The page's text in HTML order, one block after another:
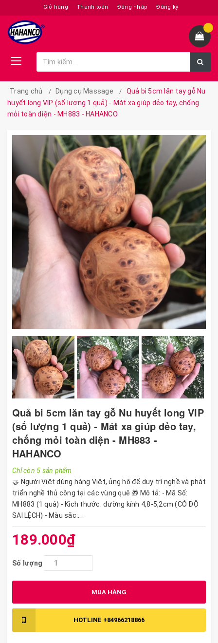
Giỏ hàng Thanh toán Đăng nhập Đăng ký
Trang chủ Dụng cụ Massage
Quả bi 5cm lăn tay gỗ Nu
huyết long VIP (số lượng 1 quả) - Mát xa giúp dẻo tay, chống
mỏi toàn diện - MH883 - HAHANCO
Quả bi 5cm lăn tay gỗ Nu huyết long VIP
(số lượng 1 quả) - Mát xa giúp dẻo tay,
chống mỏi toàn diện - MH883 -
HAHANCO
Chỉ còn 5 sản phẩm
🤝 Người Việt dùng hàng Việt, ủng hộ để duy trì nghề và phát
triển nghề thủ công tại các vùng quê 🎁 Mô tả: - Mã Số:
MH883 (1 quả) - Kích thước: đường kính 4,8-5,2cm (CÓ ĐỘ
SAI LỆCH) - Màu sắc:...
189.000₫
Số lượng
MUA HÀNG
HOTLINE +84966218866